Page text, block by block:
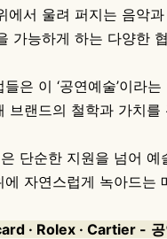
에서 울려 퍼지는 음악
가능하게 하는 다양한
은 이 ‘공연예술’이라
브랜드의 철학과 가치를
단순한 지원을 넘어
에 자연스럽게 녹아드는
· Rolex · Cartier -